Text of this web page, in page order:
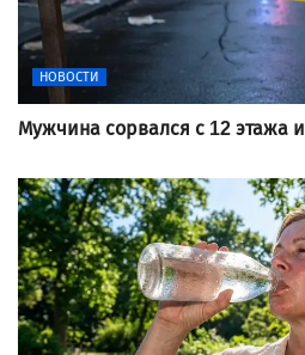
НОВОСТИ
Мужчина сорвался с 12 этажа